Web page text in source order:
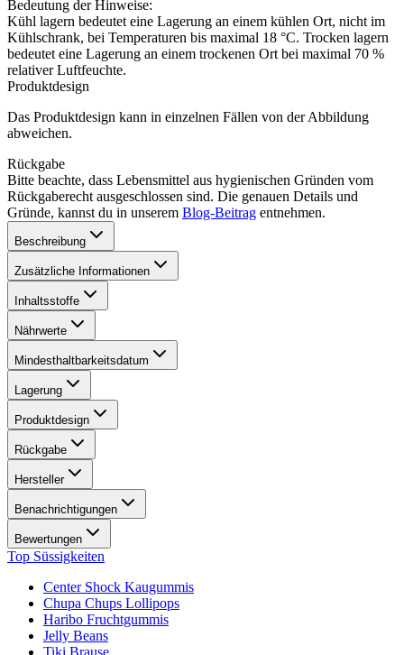
Bedeutung der Hinweise:
Kühl lagern bedeutet eine Lagerung an einem kühlen Ort, nicht im
Kühlschrank, bei Temperaturen bis maximal 18 °C. Trocken lagern
bedeutet eine Lagerung an einem trockenen Ort bei maximal 70 %
relativer Luftfeuchte.
Produktdesign
Das Produktdesign kann in einzelnen Fällen von der Abbildung
abweichen.
Rückgabe
Bitte beachte, dass Lebensmittel aus hygienischen Gründen vom
Rückgaberecht ausgeschlossen sind. Die genauen Details und
Gründe, kannst du in unserem Blog-Beitrag entnehmen.
Beschreibung
Zusätzliche Informationen
Inhaltsstoffe
Nährwerte
Mindesthaltbarkeitsdatum
Lagerung
Produktdesign
Rückgabe
Hersteller
Benachrichtigungen
Bewertungen
Top Süssigkeiten
Center Shock Kaugummis
Chupa Chups Lollipops
Haribo Fruchtgummis
Jelly Beans